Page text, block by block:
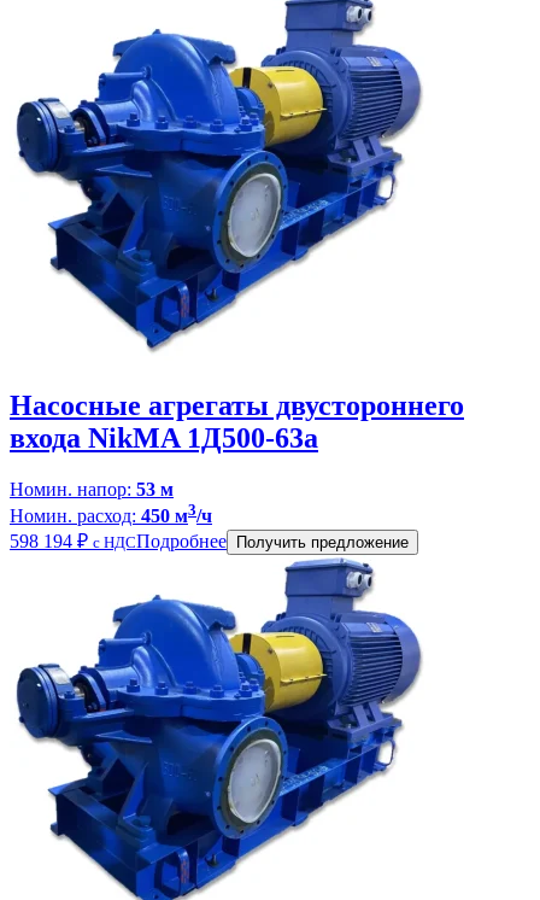
Насосные агрегаты двустороннего
входа NikMA 1Д500-63а
Номин. напор: 53 м
Номин. расход: 450 м3/ч
598 194 ₽ с НДСПодробнее Получить предложение